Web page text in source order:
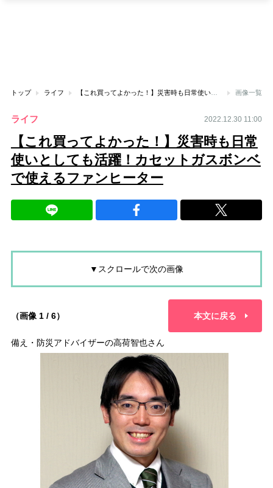
トップ ライフ 【これ買ってよかった！】災害時も日常使いとしても活躍！カセットガスボンベで使えるファンヒーター 画像一覧
ライフ 2022.12.30 11:00
【これ買ってよかった！】災害時も日常
使いとしても活躍！カセットガスボンベ
で使えるファンヒーター
▼スクロールで次の画像
（画像 1 / 6） 本文に戻る
備え・防災アドバイザーの高荷智也さん